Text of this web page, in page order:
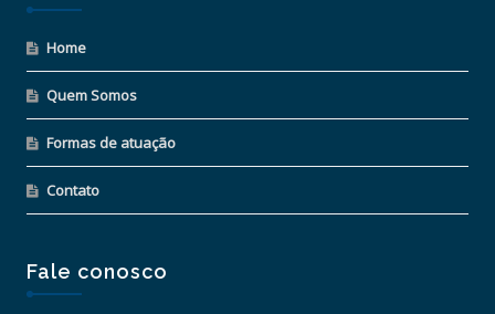
Home
Quem Somos
Formas de atuação
Contato
Fale conosco